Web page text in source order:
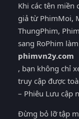
Khi các tên miền
giả từ PhimMoi,
ThungPhim,
sang RoPhim
phimvn2y.com
, bạn không chỉ
truy cập được
– Phiêu Lưu cập
Đừng bỏ lỡ tập